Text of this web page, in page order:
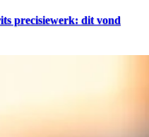
precisiewerk: dit vond